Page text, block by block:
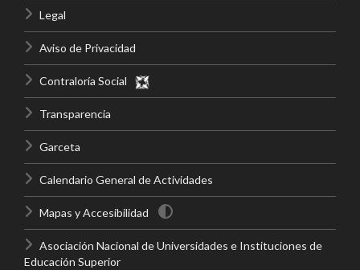
Legal
Aviso de Privacidad
Contraloría Social
Transparencia
Garceta
Calendario General de Actividades
Mapas y Accesibilidad
Asociación Nacional de Universidades e Instituciones de
Educación Superior